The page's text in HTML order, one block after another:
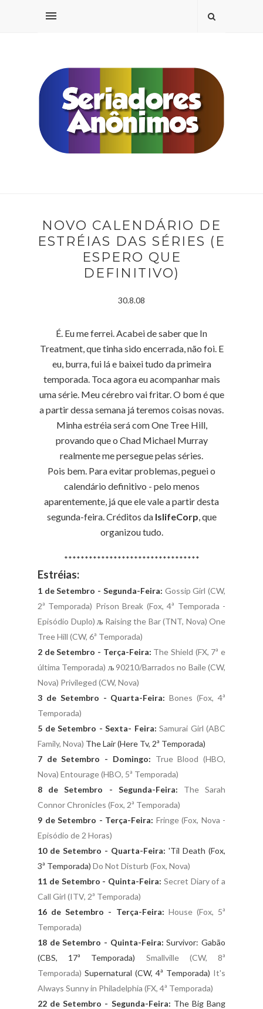
NOVO CALENDÁRIO DE
ESTRÉIAS DAS SÉRIES (E
ESPERO QUE
DEFINITIVO)
30.8.08
É. Eu me ferrei. Acabei de saber que In
Treatment, que tinha sido encerrada, não foi. E
eu, burra, fui lá e baixei tudo da primeira
temporada. Toca agora eu acompanhar mais
uma série. Meu cérebro vai fritar. O bom é que
a partir dessa semana já teremos coisas novas.
Minha estréia será com One Tree Hill,
provando que o Chad Michael Murray
realmente me persegue pelas séries.
Pois bem. Para evitar problemas, peguei o
calendário definitivo - pelo menos
aparentemente, já que ele vale a partir desta
segunda-feira. Créditos da IslifeCorp , que
organizou tudo.
*********************************
Estréias:
1 de Setembro - Segunda-Feira: Gossip Girl (CW,
2ª Temporada) Prison Break (Fox, 4ª Temporada -
Episódio Duplo) љ Raising the Bar (TNT, Nova) One
Tree Hill (CW, 6ª Temporada)
2 de Setembro - Terça-Feira: The Shield (FX, 7ª e
última Temporada) љ 90210/Barrados no Baile (CW,
Nova) Privileged (CW, Nova)
3 de Setembro - Quarta-Feira:Bones (Fox, 4ª
Temporada)
5 de Setembro - Sexta- Feira: Samurai Girl (ABC
Family, Nova) The Lair (Here Tv, 2ª Temporada)
7 de Setembro - Domingo: True Blood (HBO,
Nova) Entourage (HBO, 5ª Temporada)
8 de Setembro - Segunda-Feira: The Sarah
Connor Chronicles (Fox, 2ª Temporada)
9 de Setembro - Terça-Feira: Fringe (Fox, Nova -
Episódio de 2 Horas)
10 de Setembro - Quarta-Feira: 'Til Death (Fox,
3ª Temporada) Do Not Disturb (Fox, Nova)
11 de Setembro - Quinta-Feira: Secret Diary of a
Call Girl (ITV, 2ª Temporada)
16 de Setembro - Terça-Feira: House (Fox, 5ª
Temporada)
18 de Setembro - Quinta-Feira: Survivor: Gabão
(CBS, 17ª Temporada) Smallville (CW, 8ª
Temporada) Supernatural (CW, 4ª Temporada) It's
Always Sunny in Philadelphia (FX, 4ª Temporada)
22 de Setembro - Segunda-Feira: The Big Bang